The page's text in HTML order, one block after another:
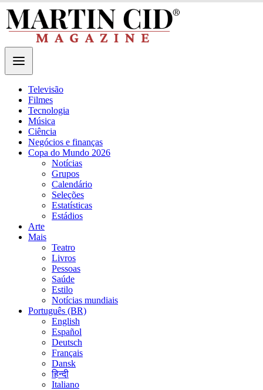
Televisão
Filmes
Tecnologia
Música
Ciência
Negócios e finanças
Copa do Mundo 2026
Notícias
Grupos
Calendário
Seleções
Estatísticas
Estádios
Arte
Mais
Teatro
Livros
Pessoas
Saúde
Estilo
Notícias mundiais
Português (BR)
English
Español
Deutsch
Français
Dansk
हिन्दी
Italiano